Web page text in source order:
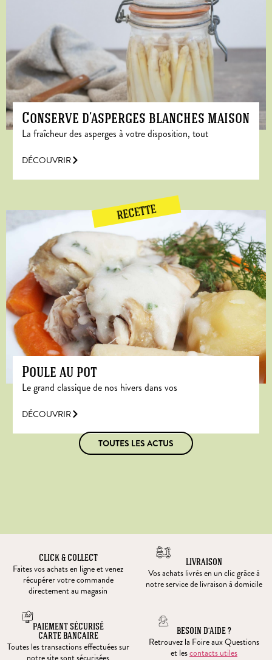
Conserve d’asperges blanches maison
La fraîcheur des asperges à votre disposition, tout
DÉCOUVRIR
RECETTE
Poule au pot
Le grand classique de nos hivers dans vos
DÉCOUVRIR
TOUTES LES ACTUS
CLICK & COLLECT
Faites vos achats en ligne et venez
récupérer votre commande
directement au magasin
LIVRAISON
Vos achats livrés en un clic grâce à
notre service de livraison à domicile
PAIEMENT SÉCURISÉ
CARTE BANCAIRE
Toutes les transactions effectuées sur
notre site sont sécurisées
BESOIN D’AIDE ?
Retrouvez la Foire aux Questions
et lescontacts utiles